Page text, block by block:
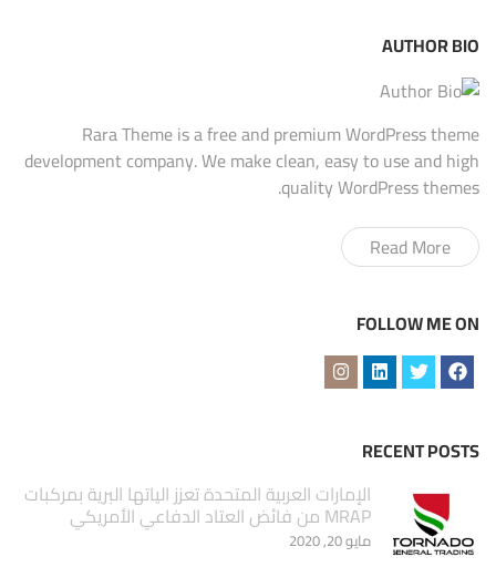
AUTHOR BIO
Rara Theme is a free and premium WordPress theme
development company. We make clean, easy to use and high
quality WordPress themes.
Read More
FOLLOW ME ON
RECENT POSTS
الإمارات العربية المتحدة تعزز الياتها البرية بمركبات
MRAP من فائض العتاد الدفاعي الأمريكي
مايو 20, 2020